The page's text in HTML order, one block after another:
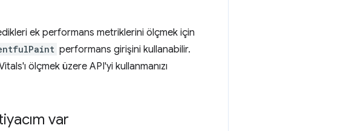
ek performans metriklerini ölçmek için
performans girişini kullanabilir.
ölçmek üzere API'yi kullanmanızı
var